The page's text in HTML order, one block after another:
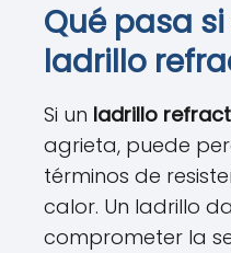
Qué pasa
ladrillo
Si un ladrillo
agrieta, puede
términos de
calor. Un ladrillo
comprometer la